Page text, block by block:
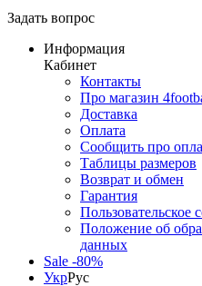
Задать вопрос
Информация
Кабинет
Контакты
Про магазин
Доставка
Оплата
Сообщить про
Таблицы размеров
Возврат и обмен
Гарантия
Пользовательское
Положение об
данных
Sale -80%
УкрРус